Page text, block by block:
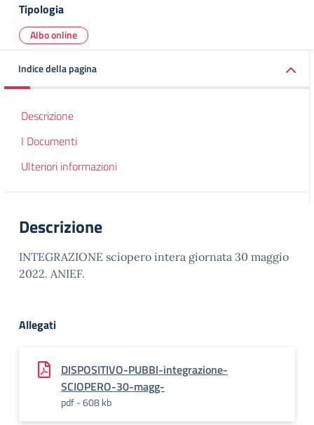
Tipologia
Albo online
Indice della pagina
Descrizione
I Documenti
Ulteriori informazioni
Descrizione
INTEGRAZIONE sciopero intera giornata 30 maggio
2022. ANIEF.
Allegati
DISPOSITIVO-PUBBl-integrazione-
SCIOPERO-30-magg-
pdf - 608 kb